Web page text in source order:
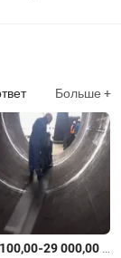
Больше +
-29 000,00
/